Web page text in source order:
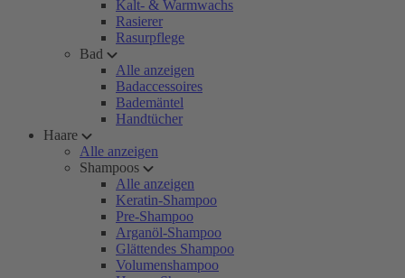
Kalt- & Warmwachs
Rasierer
Rasurpflege
Bad
Alle anzeigen
Badaccessoires
Bademäntel
Handtücher
Haare
Alle anzeigen
Shampoos
Alle anzeigen
Keratin-Shampoo
Pre-Shampoo
Arganöl-Shampoo
Glättendes Shampoo
Volumenshampoo